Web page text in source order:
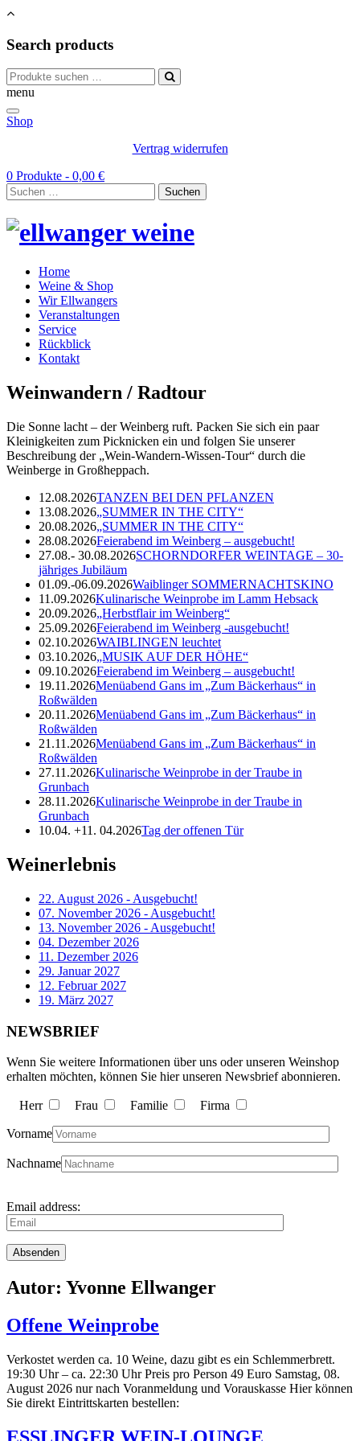
Search products
Suchen
nach:
menu
Shop
Vertrag widerrufen
0 Produkte - 0,00 €
Suchen
nach:
Home
Weine & Shop
Wir Ellwangers
Veranstaltungen
Service
Rückblick
Kontakt
Weinwandern / Radtour
Die Sonne lacht – der Weinberg ruft. Packen Sie sich ein paar
Kleinigkeiten zum Picknicken ein und folgen Sie unserer
Beschreibung der „Wein-Wandern-Wissen-Tour“ durch die
Weinberge in Großheppach.
12.08.2026TANZEN BEI DEN PFLANZEN
13.08.2026„SUMMER IN THE CITY“
20.08.2026„SUMMER IN THE CITY“
28.08.2026Feierabend im Weinberg – ausgebucht!
27.08.- 30.08.2026SCHORNDORFER WEINTAGE – 30-
jähriges Jubiläum
01.09.-06.09.2026Waiblinger SOMMERNACHTSKINO
11.09.2026Kulinarische Weinprobe im Lamm Hebsack
20.09.2026„Herbstflair im Weinberg“
25.09.2026Feierabend im Weinberg -ausgebucht!
02.10.2026WAIBLINGEN leuchtet
03.10.2026„MUSIK AUF DER HÖHE“
09.10.2026Feierabend im Weinberg – ausgebucht!
19.11.2026Menüabend Gans im „Zum Bäckerhaus“ in
Roßwälden
20.11.2026Menüabend Gans im „Zum Bäckerhaus“ in
Roßwälden
21.11.2026Menüabend Gans im „Zum Bäckerhaus“ in
Roßwälden
27.11.2026Kulinarische Weinprobe in der Traube in
Grunbach
28.11.2026Kulinarische Weinprobe in der Traube in
Grunbach
10.04. +11. 04.2026Tag der offenen Tür
Weinerlebnis
22. August 2026 - Ausgebucht!
07. November 2026 - Ausgebucht!
13. November 2026 - Ausgebucht!
04. Dezember 2026
11. Dezember 2026
29. Januar 2027
12. Februar 2027
19. März 2027
NEWSBRIEF
Wenn Sie weitere Informationen über uns oder unseren Weinshop
erhalten möchten, können Sie hier unseren Newsbrief abonnieren.
Herr Frau Familie Firma
Vorname
Nachname
Email address:
Autor: Yvonne Ellwanger
Offene Weinprobe
Verkostet werden ca. 10 Weine, dazu gibt es ein Schlemmerbrett.
19:30 Uhr – ca. 22:30 Uhr Preis pro Person 49 Euro Samstag, 08.
August 2026 nur nach Voranmeldung und Vorauskasse Hier können
Sie direkt Eintrittskarten bestellen: